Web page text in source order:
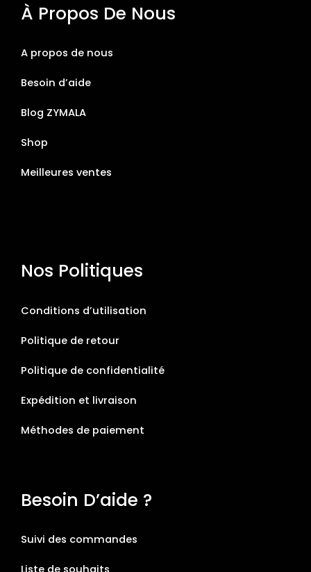
À Propos De Nous
A propos de nous
Besoin d’aide
Blog ZYMALA
Shop
Meilleures ventes
Nos Politiques
Conditions d’utilisation
Politique de retour
Politique de confidentialité
Expédition et livraison
Méthodes de paiement
Besoin D’aide ?
Suivi des commandes